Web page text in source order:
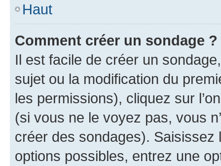
Haut
Comment créer un sondage ?
Il est facile de créer un
sujet ou la modification du
les permissions), cliquez sur
(si vous ne le voyez pas, vous
créer des sondages).
options possibles, entrez une